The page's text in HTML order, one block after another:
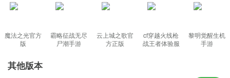
费”的完美体验中，结交好友，与好友同台竞技
游戏特色
1.支持实时语音、在线组队。
魔法之光官方
版
霸略征战无尽
尸潮手游
云上城之歌官
方正版
cf穿越火线枪
战王者体验服
黎明觉醒生机
手游
其他版本